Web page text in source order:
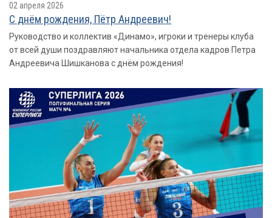
02 апреля 2026
С днём рождения, Пётр Андреевич!
Руководство и коллектив «Динамо», игроки и тренеры клуба
от всей души поздравляют начальника отдела кадров Петра
Андреевича Шишканова с днём рождения!